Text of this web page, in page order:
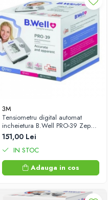
3M
Tensiometru digital automat
incheietura B.Well PRO-39 Zephyr
Labs
151,00 Lei
IN STOC
Adauga in cos